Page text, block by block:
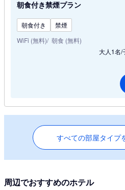
朝食付き禁煙プラン
朝食付き
禁煙
WiFi (無料) 朝食 (無料)
大人1名/
すべての部屋タイプ
周辺でおすすめのホテル